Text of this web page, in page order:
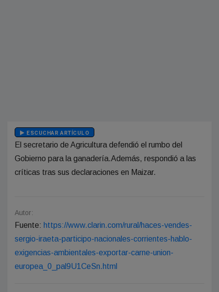
ESCUCHAR ARTÍCULO
El secretario de Agricultura defendió el rumbo del
Gobierno para la ganadería.Además, respondió a las
críticas tras sus declaraciones en Maizar.
Autor:
Fuente: https://www.clarin.com/rural/haces-vendes-
sergio-iraeta-participo-nacionales-corrientes-hablo-
exigencias-ambientales-exportar-carne-union-
europea_0_pal9U1CeSn.html